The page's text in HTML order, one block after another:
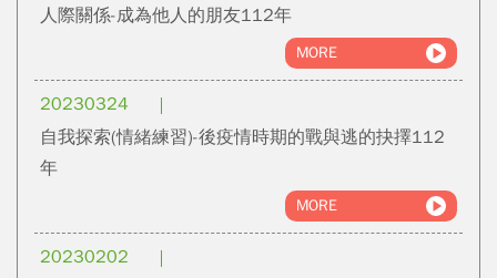
人際關係-成為他人的朋友112年
MORE
20230324
自我探索(情緒練習)-後疫情時期的戰與逃的抉擇112
年
MORE
20230202